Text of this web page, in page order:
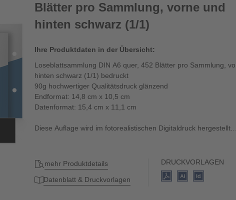
Blätter pro Sammlung, vorne und
hinten schwarz (1/1)
Ihre Produktdaten in der Übersicht:
Loseblattsammlung DIN A6 quer, 452 Blätter pro Sammlung,
hinten schwarz (1/1) bedruckt
90g hochwertiger Qualitätsdruck glänzend
Endformat: 14,8 cm x 10,5 cm
Datenformat: 15,4 cm x 11,1 cm
Diese Auflage wird im fotorealistischen Digitaldruck hergestellt.
mehr Produktdetails
Datenblatt & Druckvorlagen
DRUCKVORLAGEN